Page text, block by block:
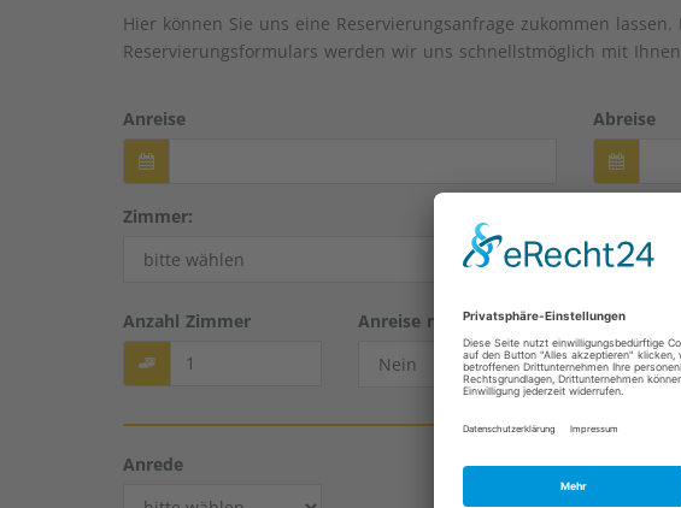
Hier können Sie uns eine Reservierungsanfrage zukommen
Reservierungsformulars werden wir uns schnellstmöglich mit
Anreise Abreise
Zimmer:
Anzahl Zimmer Anreise mit Hund
Anrede